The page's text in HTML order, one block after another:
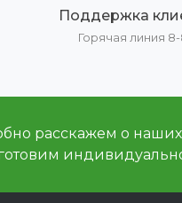
Поддержка
Горячая линия
расскажем о наших